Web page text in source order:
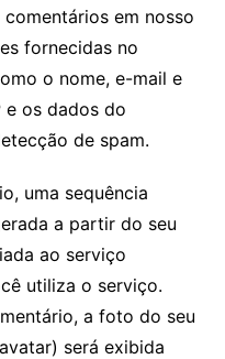
em nosso
fornecidas no
o nome, e-mail e
e os dados do
de spam.
uma sequência
a partir do seu
ao serviço
utiliza o serviço.
a foto do seu
será exibida